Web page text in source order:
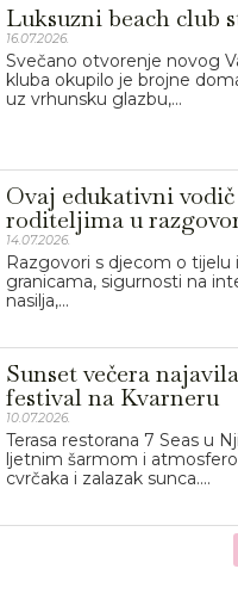
Luksuzni beach club
16.07.2026.
Svečano otvorenje novog
kluba okupilo je brojne
uz vrhunsku glazbu,...
Ovaj edukativni
roditeljima u
14.07.2026.
Razgovori s djecom o tijelu
granicama, sigurnosti na
nasilja,...
Sunset večera
festival na Kvarneru
10.07.2026.
Terasa restorana 7 Seas u
ljetnim šarmom i
cvrčaka i zalazak sunca....